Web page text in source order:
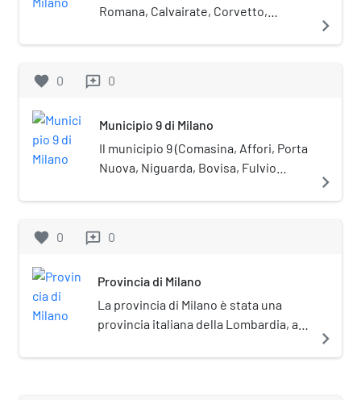
Romana, Calvairate, Corvetto,
una delle nove circoscrizioni
Consiglio si trova in via Oglio, 18.
navigate_next
favorite 0 reviews 0
Municipio 9 di Milano
Il municipio 9 (Comasina, Affori, Porta
Nuova, Niguarda, Bovisa, Fulvio
comunali di Milano. La sede del
Guerzoni, 38.
navigate_next
favorite 0 reviews 0
Provincia di Milano
La provincia di Milano è stata una
provincia italiana della Lombardia, a
metropolitana di Milano succedendo
navigate_next